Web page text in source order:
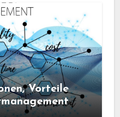
Vorteile